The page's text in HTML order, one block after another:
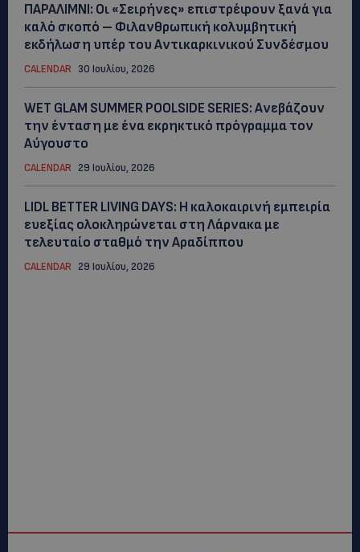
ΠΑΡΑΛΙΜΝΙ: Οι «Σειρήνες» επιστρέφουν ξανά για
καλό σκοπό – Φιλανθρωπική κολυμβητική
εκδήλωση υπέρ του Αντικαρκινικού Συνδέσμου
CALENDAR 30 Ιουλίου, 2026
WET GLAM SUMMER POOLSIDE SERIES: Ανεβάζουν
την ένταση με ένα εκρηκτικό πρόγραμμα τον
Αύγουστο
CALENDAR 29 Ιουλίου, 2026
LIDL BETTER LIVING DAYS: Η καλοκαιρινή εμπειρία
ευεξίας ολοκληρώνεται στη Λάρνακα με
τελευταίο σταθμό την Αραδίππου
CALENDAR 29 Ιουλίου, 2026